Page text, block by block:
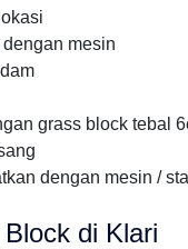
mesin
grass block tebal
dengan mesin /
di Klari